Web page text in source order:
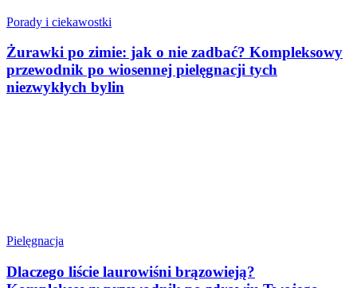
Porady i ciekawostki
Żurawki po zimie: jak o nie zadbać? Kompleksowy
przewodnik po wiosennej pielęgnacji tych
niezwykłych bylin
Pielęgnacja
Dlaczego liście laurowiśni brązowieją?